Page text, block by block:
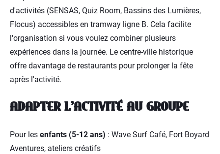
d'activités (SENSAS, Quiz Room, Bassins des Lumières,
Flocus) accessibles en tramway ligne B. Cela facilite
l'organisation si vous voulez combiner plusieurs
expériences dans la journée. Le centre-ville historique
offre davantage de restaurants pour prolonger la fête
après l'activité.
ADAPTER L'ACTIVITÉ AU GROUPE
Pour les enfants (5-12 ans) : Wave Surf Café, Fort Boyard
Aventures, ateliers créatifs